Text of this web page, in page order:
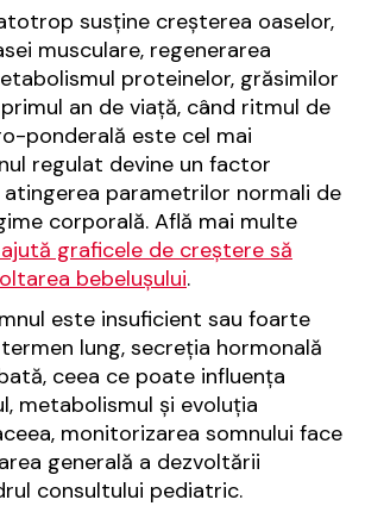
susține creșterea oaselor,
musculare, regenerarea
proteinelor, grăsimilor
an de viață, când ritmul de
ponderală este cel mai
regulat devine un factor
parametrilor normali de
corporală. Află mai multe
graficele de creștere să
bebelușului.
este insuficient sau foarte
lung, secreția hormonală
ceea ce poate influența
metabolismul și evoluția
monitorizarea somnului face
generală a dezvoltării
consultului pediatric.